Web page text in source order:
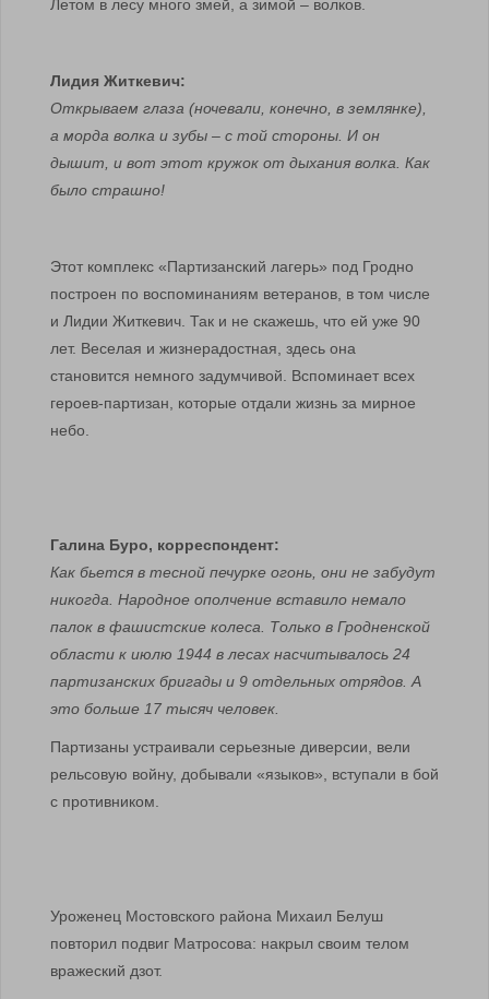
Летом в лесу много змей, а зимой – волков.
Лидия Житкевич:
Открываем глаза (ночевали, конечно, в землянке),
а морда волка и зубы – с той стороны. И он
дышит, и вот этот кружок от дыхания волка. Как
было страшно!
Этот комплекс «Партизанский лагерь» под Гродно
построен по воспоминаниям ветеранов, в том числе
и Лидии Житкевич. Так и не скажешь, что ей уже 90
лет. Веселая и жизнерадостная, здесь она
становится немного задумчивой. Вспоминает всех
героев-партизан, которые отдали жизнь за мирное
небо.
Галина Буро, корреспондент:
Как бьется в тесной печурке огонь, они не забудут
никогда. Народное ополчение вставило немало
палок в фашистские колеса. Только в Гродненской
области к июлю 1944 в лесах насчитывалось 24
партизанских бригады и 9 отдельных отрядов. А
это больше 17 тысяч человек.
Партизаны устраивали серьезные диверсии, вели
рельсовую войну, добывали «языков», вступали в бой
с противником.
Уроженец Мостовского района Михаил Белуш
повторил подвиг Матросова: накрыл своим телом
вражеский дзот.